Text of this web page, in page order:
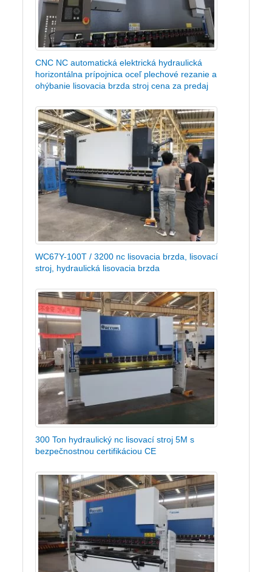
CNC NC automatická elektrická hydraulická
horizontálna prípojnica oceľ plechové rezanie a
ohýbanie lisovacia brzda stroj cena za predaj
WC67Y-100T / 3200 nc lisovacia brzda, lisovací
stroj, hydraulická lisovacia brzda
300 Ton hydraulický nc lisovací stroj 5M s
bezpečnostnou certifikáciou CE